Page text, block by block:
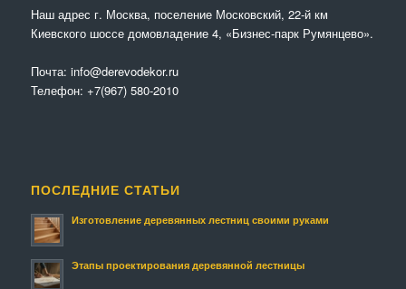
Наш адрес г. Москва, поселение Московский, 22-й км
Киевского шоссе домовладение 4, «Бизнес-парк Румянцево».
Почта: info@derevodekor.ru
Телефон: +7(967) 580-2010
ПОСЛЕДНИЕ СТАТЬИ
Изготовление деревянных лестниц своими руками
Этапы проектирования деревянной лестницы